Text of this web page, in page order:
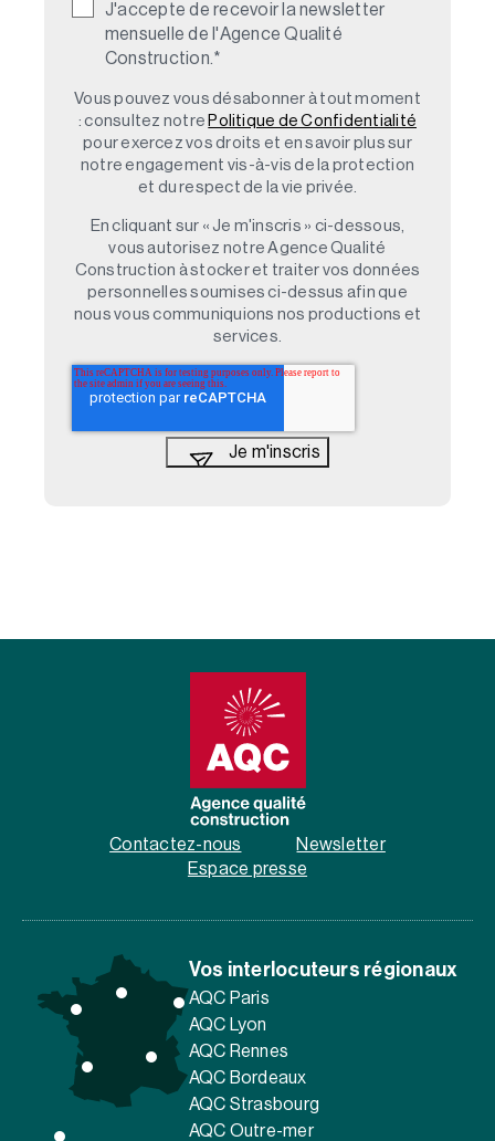
J'accepte de recevoir la newsletter
mensuelle de l'Agence Qualité
Construction. *
Vous pouvez vous désabonner à tout moment
: consultez notre Politique de Confidentialité
pour exercez vos droits et en savoir plus sur
notre engagement vis-à-vis de la protection
et du respect de la vie privée.
En cliquant sur « Je m'inscris » ci-dessous,
vous autorisez notre Agence Qualité
Construction à stocker et traiter vos données
personnelles soumises ci-dessus afin que
nous vous communiquions nos productions et
services.
Contactez-nous
Newsletter
Espace presse
Vos interlocuteurs régionaux
AQC Paris
AQC Lyon
AQC Rennes
AQC Bordeaux
AQC Strasbourg
AQC Outre-mer